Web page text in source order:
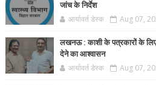
जांच के निर्देश
आर्यावर्त डेस्क Aug 07,
लखनऊ : काशी के पत्रकारों के लिए
देने का आश्वासन
आर्यावर्त डेस्क Aug 07,